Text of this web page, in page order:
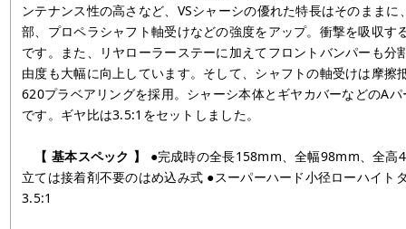
ンテナンス性の高さなど、VSシャーシの優れた特長はそのまま
部、プロペラシャフト軸受けなどの強度をアップ。衝撃を吸収す
です。また、リヤローラーステーに加えてフロントバンパーも分
由度も大幅に向上しています。そして、シャフトの軸受けは摩擦
620プラベアリングを採用。シャーシ本体とギヤカバーなどのA
です。ギヤ比は3.5:1をセットしました。
【 基本スペック 】 ●完成時の全長158mm、全幅98mm、全高
立ては接着剤不要のはめ込み式 ●スーパーハード小径ローハイト
3.5:1